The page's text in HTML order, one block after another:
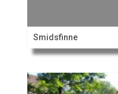
Smidsfinne